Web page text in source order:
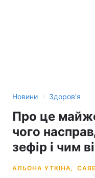
Новини › Здоров'я
Про це
чого
зефір і чим
АЛЬОНА УТКІНА,